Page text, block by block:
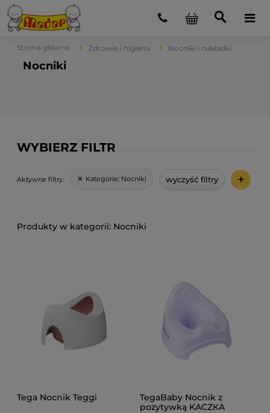
Strona główna Zdrowie i higiena Nocniki i nakładki
Nocniki
WYBIERZ FILTR
Aktywne filtry: Kategorie: Nocniki wyczyść filtry +
Nocniki
Tega Nocnik Teggi
TegaBaby Nocnik z
pozytywką KACZKA